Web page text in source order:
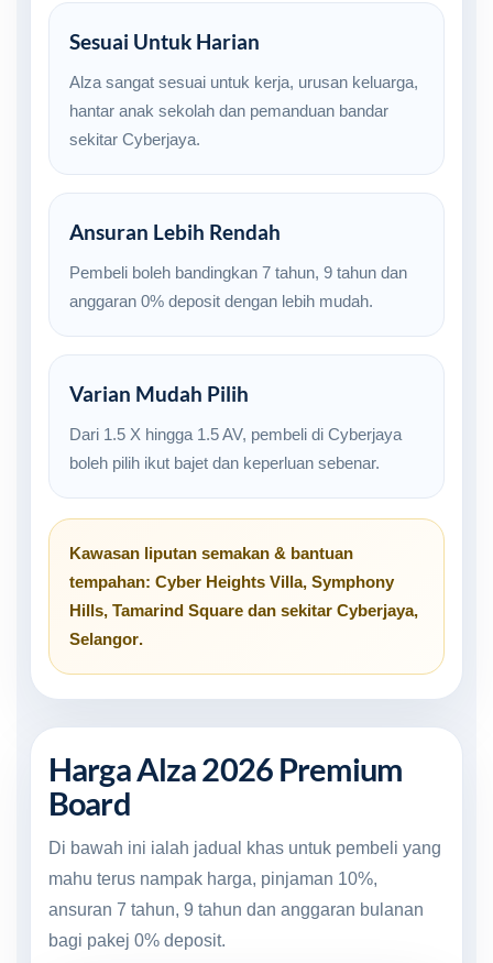
Sesuai Untuk Harian
Alza sangat sesuai untuk kerja, urusan keluarga,
hantar anak sekolah dan pemanduan bandar
sekitar Cyberjaya.
Ansuran Lebih Rendah
Pembeli boleh bandingkan 7 tahun, 9 tahun dan
anggaran 0% deposit dengan lebih mudah.
Varian Mudah Pilih
Dari 1.5 X hingga 1.5 AV, pembeli di Cyberjaya
boleh pilih ikut bajet dan keperluan sebenar.
Kawasan liputan semakan & bantuan
tempahan: Cyber Heights Villa, Symphony
Hills, Tamarind Square dan sekitar Cyberjaya,
Selangor.
Harga Alza 2026 Premium
Board
Di bawah ini ialah jadual khas untuk pembeli yang
mahu terus nampak harga, pinjaman 10%,
ansuran 7 tahun, 9 tahun dan anggaran bulanan
bagi pakej 0% deposit.